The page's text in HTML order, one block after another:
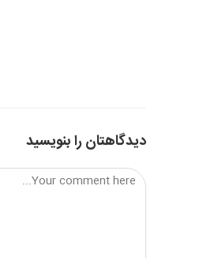
دیدگاهتان را بنویسید
Comment